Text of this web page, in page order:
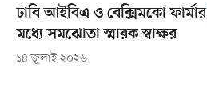
ঢাবি আইবিএ ও বেক্সিমকো ফার্মার
মধ্যে সমঝোতা স্মারক স্বাক্ষর
১৪ জুলাই ২০২৬